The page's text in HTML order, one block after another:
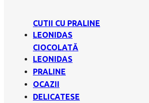
CUTII CU PRALINE
LEONIDAS
CIOCOLATĂ
LEONIDAS
PRALINE
OCAZII
DELICATESE